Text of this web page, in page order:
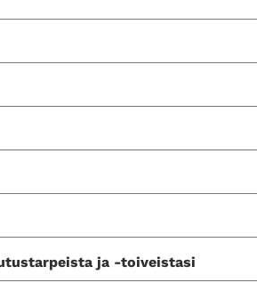
ja -toiveistasi